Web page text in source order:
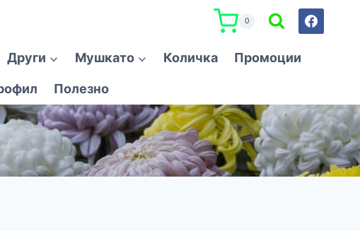
0
Други Мушкато Количка Промоции
Полезно